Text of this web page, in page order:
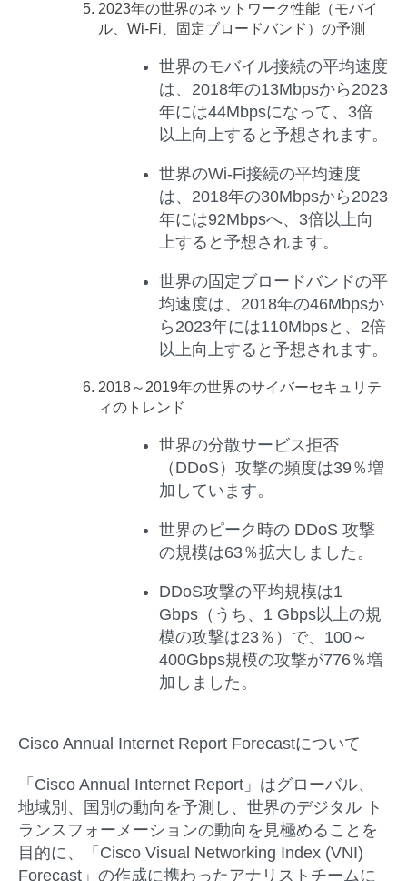
2023年の世界のネットワーク性能（モバイ
ル、 Wi-Fi 、固定ブロードバンド）の予測
世界のモバイル接続の平均速度
は、2018年の13Mbpsから2023
年には44Mbpsになって、3倍
以上向上すると予想されます。
世界のWi-Fi接続の平均速度
は、2018年の30Mbpsから2023
年には92Mbpsへ、3倍以上向
上すると予想されます。
世界の固定ブロードバンドの平
均速度は、2018年の46Mbpsか
ら2023年には110Mbpsと、2倍
以上向上すると予想されます。
2018～ 2019年の世界のサイバーセキュリテ
ィのトレンド
世界の分散サービス拒否
（DDoS）攻撃の頻度は39％増
加しています。
世界のピーク時の DDoS 攻撃
の規模は63％拡大しました。
DDoS攻撃の平均規模は1
Gbps（うち、1 Gbps以上の規
模の攻撃は23％）で、100～
400Gbps規模の攻撃が776％増
加しました。
Cisco Annual Internet Report Forecastについて
「Cisco Annual Internet Report」はグローバル、
地域別、国別の動向を予測し、世界のデジタル ト
ランスフォーメーションの動向を見極めることを
目的に、「Cisco Visual Networking Index (VNI)
Forecast」の作成に携わったアナリストチームに